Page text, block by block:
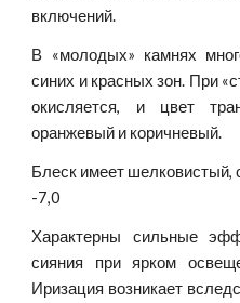
включений.
В «молодых» камнях
синих и красных зон. При
окисляется, и цвет
оранжевый и коричневый.
Блеск имеет шелковистый,
-7,0
Характерны сильные
сияния при ярком
Иризация возникает